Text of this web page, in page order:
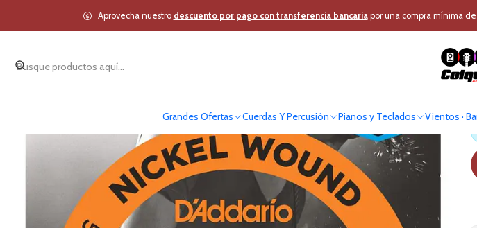
Grandes Ofertas Cuerdas Y Percusión Pianos y Teclados Vientos ·
Aprovecha nuestro descuento por pago con transferencia bancariapor una compra mínima
Inicio Cuerdas Y Percusión Instrumentos Cuerda